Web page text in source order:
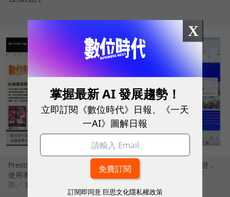
Prestige 14 Flip AI+完美符合 Windows Copilot+ PC 架構認證，
使用者可解鎖多項雲端無法執行的關鍵功能
圖／ 數位時代
X
掌握最新 AI 發展趨勢！
立即訂閱《數位時代》日報、《一天
一AI》圖解日報
訂閱即同意 巨思文化隱私權政策